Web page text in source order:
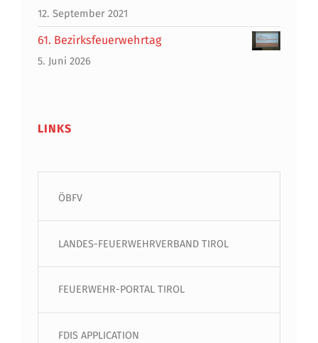
12. September 2021
61. Bezirksfeuerwehrtag
5. Juni 2026
LINKS
ÖBFV
LANDES-FEUERWEHRVERBAND TIROL
FEUERWEHR-PORTAL TIROL
FDIS APPLICATION